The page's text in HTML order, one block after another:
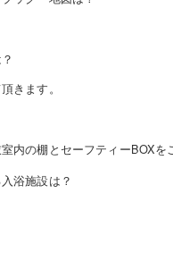
きます。
内の棚とセーフティーBOXを
浴施設は？